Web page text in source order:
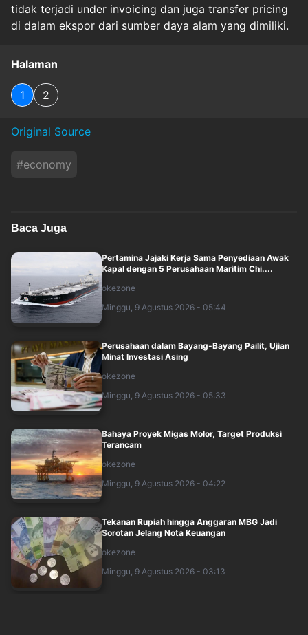
tidak terjadi under invoicing dan juga transfer pricing
di dalam ekspor dari sumber daya alam yang dimiliki.
Halaman
1 2
Original Source
#economy
Baca Juga
Pertamina Jajaki Kerja Sama Penyediaan Awak
Kapal dengan 5 Perusahaan Maritim Chi....
okezone
Minggu, 9 Agustus 2026 - 05:44
Perusahaan dalam Bayang-Bayang Pailit, Ujian
Minat Investasi Asing
okezone
Minggu, 9 Agustus 2026 - 05:33
Bahaya Proyek Migas Molor, Target Produksi
Terancam
okezone
Minggu, 9 Agustus 2026 - 04:22
Tekanan Rupiah hingga Anggaran MBG Jadi
Sorotan Jelang Nota Keuangan
okezone
Minggu, 9 Agustus 2026 - 03:13